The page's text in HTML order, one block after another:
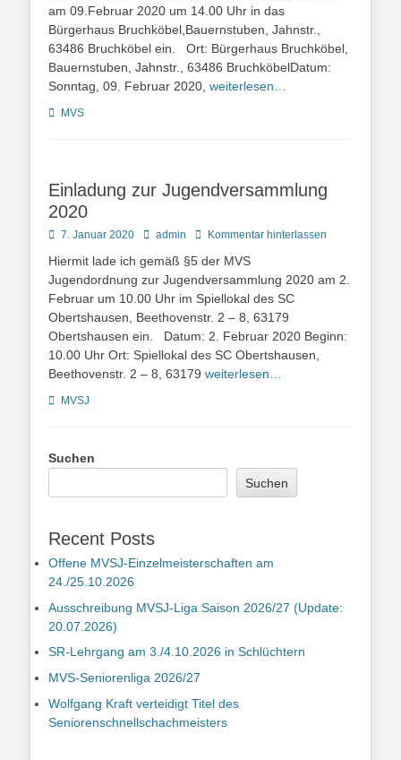
am 09.Februar 2020 um 14.00 Uhr in das
Bürgerhaus Bruchköbel,Bauernstuben, Jahnstr.,
63486 Bruchköbel ein. Ort: Bürgerhaus Bruchköbel,
Bauernstuben, Jahnstr., 63486 BruchköbelDatum:
Sonntag, 09. Februar 2020, weiterlesen…
Kategorien
MVS
Einladung zur Jugendversammlung
2020
Posted
7. Januar 2020 Autoradmin Kommentar hinterlassen
Hiermit lade ich gemäß §5 der MVS
Jugendordnung zur Jugendversammlung 2020 am 2.
Februar um 10.00 Uhr im Spiellokal des SC
Obertshausen, Beethovenstr. 2 – 8, 63179
Obertshausen ein. Datum: 2. Februar 2020 Beginn:
10.00 Uhr Ort: Spiellokal des SC Obertshausen,
Beethovenstr. 2 – 8, 63179 weiterlesen…
Kategorien
MVSJ
Suchen
Suchen
Recent Posts
Offene MVSJ-Einzelmeisterschaften am
24./25.10.2026
Ausschreibung MVSJ-Liga Saison 2026/27 (Update:
20.07.2026)
SR-Lehrgang am 3./4.10.2026 in Schlüchtern
MVS-Seniorenliga 2026/27
Wolfgang Kraft verteidigt Titel des
Seniorenschnellschachmeisters